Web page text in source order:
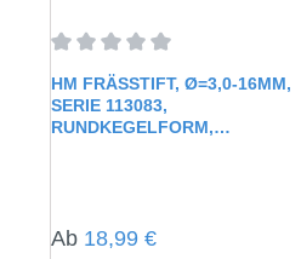
Durchschnittliche
HM FRÄSSTIFT, Ø=3,0-16MM,
SERIE 113083,
RUNDKEGELFORM,
Regulärer Preis:
Ab 18,99 €